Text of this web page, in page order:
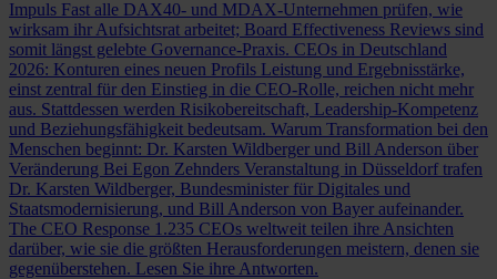
Impuls Fast alle DAX40- und MDAX-Unternehmen prüfen, wie
wirksam ihr Aufsichtsrat arbeitet; Board Effectiveness Reviews sind
somit längst gelebte Governance-Praxis. CEOs in Deutschland
2026: Konturen eines neuen Profils Leistung und Ergebnisstärke,
einst zentral für den Einstieg in die CEO-Rolle, reichen nicht mehr
aus. Stattdessen werden Risikobereitschaft, Leadership-Kompetenz
und Beziehungsfähigkeit bedeutsam. Warum Transformation bei den
Menschen beginnt: Dr. Karsten Wildberger und Bill Anderson über
Veränderung Bei Egon Zehnders Veranstaltung in Düsseldorf trafen
Dr. Karsten Wildberger, Bundesminister für Digitales und
Staatsmodernisierung, und Bill Anderson von Bayer aufeinander.
The CEO Response 1.235 CEOs weltweit teilen ihre Ansichten
darüber, wie sie die größten Herausforderungen meistern, denen sie
gegenüberstehen. Lesen Sie ihre Antworten.